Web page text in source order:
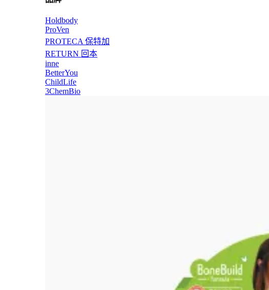
Holdbody
ProVen
PROTECA 保特加
RETURN 回本
inne
BetterYou
ChildLife
3ChemBio